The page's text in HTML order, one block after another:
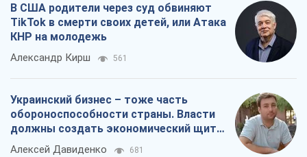
В США родители через суд обвиняют
TikTok в смерти своих детей, или Атака
КНР на молодежь
Александр Кирш 561
Украинский бизнес – тоже часть
обороноспособности страны. Власти
должны создать экономический щит
для компаний
Алексей Давиденко 681